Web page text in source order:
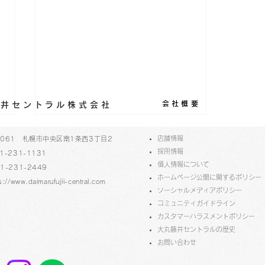
プラチナ万年筆フェア 2F
井セントラル株式会社 会社概要
札幌市中央区南1条西3丁目2
231-1131
231-2449
www.daimarufujii-central.com
​店舗情報
採用情報
個人情報について
ホームページ公開に関するポリシー
ソーシャルメディアポリシー
コミュニティガイドライン
​​カスタマーハラスメントポリシー
大丸藤井セントラルの歴史
​お問い合わせ